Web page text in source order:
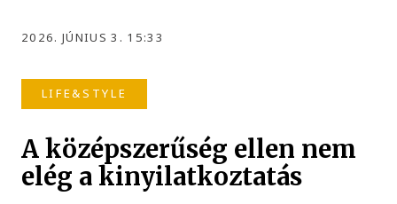
2026. JÚNIUS 3. 15:33
LIFE&STYLE
A középszerűség ellen nem
elég a kinyilatkoztatás